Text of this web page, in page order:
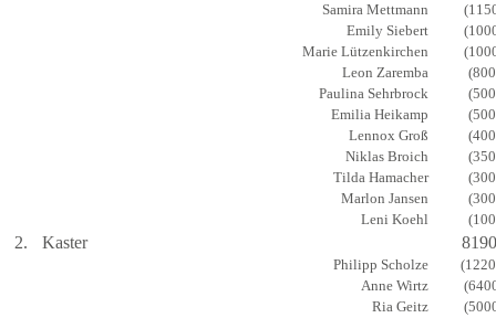
Samira Mettmann
Emily Siebert
Marie Lützenkirchen
Leon Zaremba
Paulina Sehrbrock
Emilia Heikamp
Lennox Groß
Niklas Broich
Tilda Hamacher
Marlon Jansen
Leni Koehl
2. Kaster
Philipp Scholze
Anne Wirtz
Ria Geitz